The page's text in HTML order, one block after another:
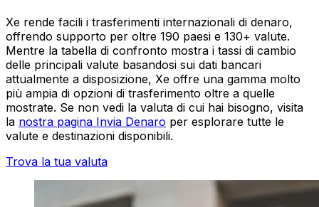
Xe rende facili i trasferimenti internazionali di denaro,
offrendo supporto per oltre 190 paesi e 130+ valute.
Mentre la tabella di confronto mostra i tassi di cambio
delle principali valute basandosi sui dati bancari
attualmente a disposizione, Xe offre una gamma molto
più ampia di opzioni di trasferimento oltre a quelle
mostrate. Se non vedi la valuta di cui hai bisogno, visita
la nostra pagina Invia Denaro per esplorare tutte le
valute e destinazioni disponibili.
Trova la tua valuta